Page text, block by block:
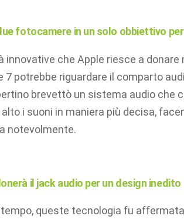
fotocamere in un solo obbiettivo per
innovative che Apple riesce a donare
7 potrebbe riguardare il comparto
brevettò un sistema audio che
i suoni in maniera più decisa,
notevolmente.
il jack audio per un design inedito
queste tecnologia fu